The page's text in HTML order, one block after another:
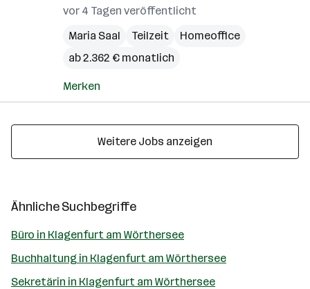
vor 4 Tagen veröffentlicht
Maria Saal
Teilzeit
Homeoffice
ab 2.362 € monatlich
Merken
Weitere Jobs anzeigen
Ähnliche Suchbegriffe
Büro in Klagenfurt am Wörthersee
Buchhaltung in Klagenfurt am Wörthersee
Sekretärin in Klagenfurt am Wörthersee